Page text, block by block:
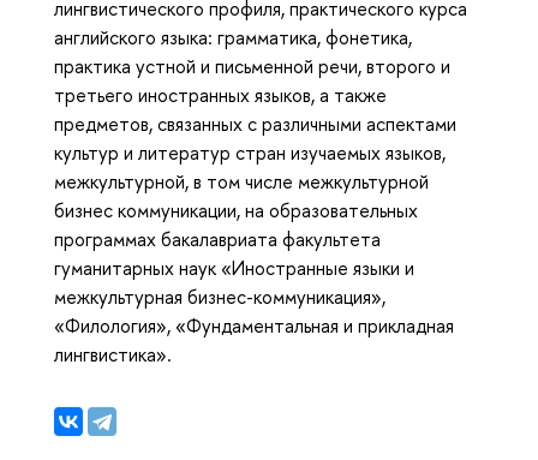
лингвистического профиля, практического курса
английского языка: грамматика, фонетика,
практика устной и письменной речи, второго и
третьего иностранных языков, а также
предметов, связанных с различными аспектами
культур и литератур стран изучаемых языков,
межкультурной, в том числе межкультурной
бизнес коммуникации, на образовательных
программах бакалавриата факультета
гуманитарных наук «Иностранные языки и
межкультурная бизнес-коммуникация»,
«Филология», «Фундаментальная и прикладная
лингвистика».